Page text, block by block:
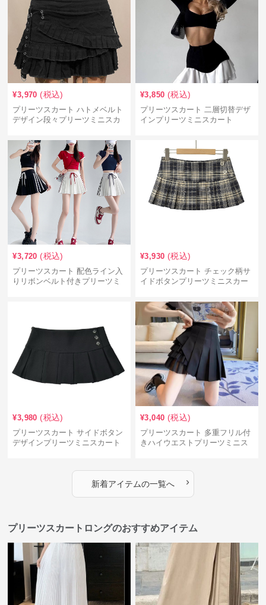
¥3,970 (税込)
プリーツスカート ハトメベルト
デザイン段々プリーツミニスカ
¥3,850 (税込)
プリーツスカート 二層切替デザ
インプリーツミニスカート
¥3,720 (税込)
プリーツスカート 配色ライン入
りリボンベルト付きプリーツミ
¥3,930 (税込)
プリーツスカート チェック柄サ
イドボタンプリーツミニスカー
¥3,980 (税込)
プリーツスカート サイドボタン
デザインプリーツミニスカート
¥3,040 (税込)
プリーツスカート 多重フリル付
きハイウエストプリーツミニス
新着アイテムの一覧へ ›
プリーツスカートロングのおすすめアイテム